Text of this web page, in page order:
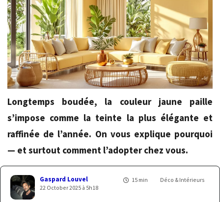
Longtemps boudée, la couleur jaune paille
s’impose comme la teinte la plus élégante et
raffinée de l’année. On vous explique pourquoi
— et surtout comment l’adopter chez vous.
15 min Déco & Intérieurs
Gaspard Louvel
22 October 2025 à 5h18